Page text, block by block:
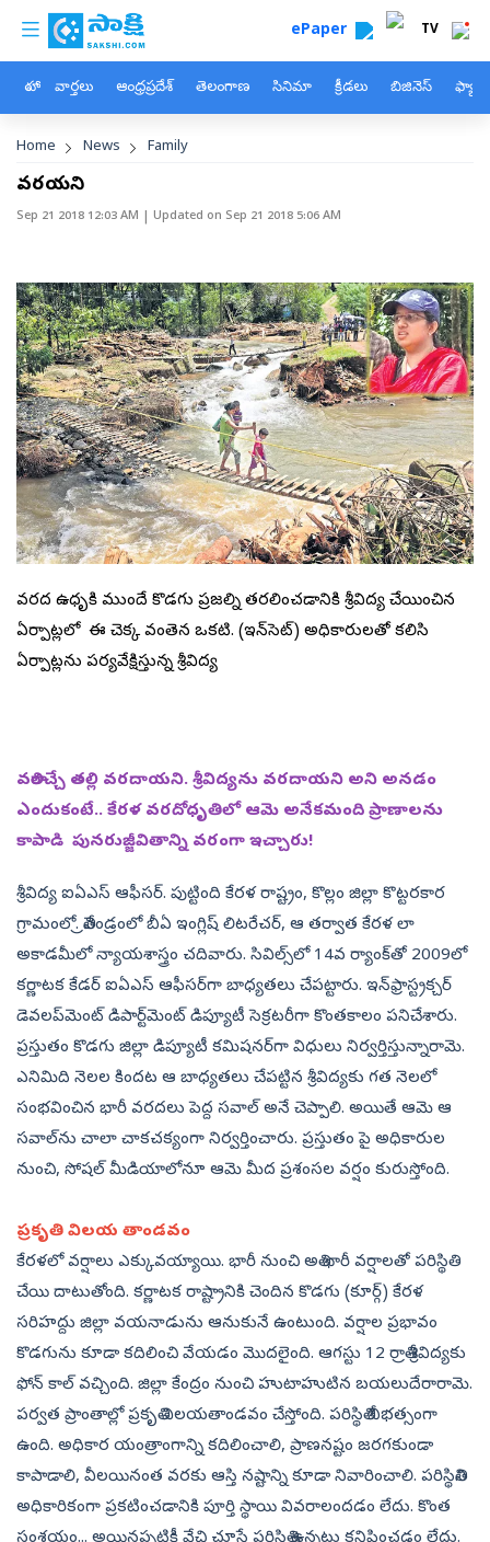
Skip to main content
custom menu ePaper TV
హోం వార్తలు ఆంధ్రప్రదేశ్ తెలంగాణ సినిమా క్రీడలు బిజినెస్
Breadcrumb
Home News Family
వరదాయని
Sep 21 2018 12:03 AM | Updated on Sep 21 2018 5:06 AM
వరద ఉధృతికి ముందే కొడగు ప్రజల్ని తరలించడానికి శ్రీవిద్య చేయించిన
ఏర్పాట్లలో ఈ చెక్క వంతెన ఒకటి. (ఇన్‌సెట్‌) అధికారులతో కలిసి
ఏర్పాట్లను పర్యవేక్షిస్తున్న శ్రీవిద్య
వరాలిచ్చే తల్లి వరదాయని. శ్రీవిద్యను వరదాయని అని అనడం
ఎందుకంటే.. కేరళ వరదోధృతిలో ఆమె అనేకమంది ప్రాణాలను
కాపాడి పునరుజ్జీవితాన్ని వరంగా ఇచ్చారు!
శ్రీవిద్య ఐఏఎస్‌ ఆఫీసర్‌. పుట్టింది కేరళ రాష్ట్రం, కొల్లం జిల్లా కొట్టరకార
గ్రామంలో. త్రివేండ్రంలో బీఏ ఇంగ్లిష్‌ లిటరేచర్, ఆ తర్వాత కేరళ లా
అకాడమీలో న్యాయశాస్త్రం చదివారు. సివిల్స్‌లో 14వ ర్యాంక్‌తో 2009లో
కర్ణాటక కేడర్‌ ఐఏఎస్‌ ఆఫీసర్‌గా బాధ్యతలు చేపట్టారు. ఇన్‌ఫ్రాస్ట్రక్చర్‌
డెవలప్‌మెంట్‌ డిపార్ట్‌మెంట్‌ డిప్యూటీ సెక్రటరీగా కొంతకాలం పనిచేశారు.
ప్రస్తుతం కొడగు జిల్లా డిప్యూటీ కమిషనర్‌గా విధులు నిర్వర్తిస్తున్నారామె.
ఎనిమిది నెలల కిందట ఆ బాధ్యతలు చేపట్టిన శ్రీవిద్యకు గత నెలలో
సంభవించిన భారీ వరదలు పెద్ద సవాల్‌ అనే చెప్పాలి. అయితే ఆమె ఆ
సవాల్‌ను చాలా చాకచక్యంగా నిర్వర్తించారు. ప్రస్తుతం పై అధికారుల
నుంచి, సోషల్‌ మీడియాలోనూ ఆమె మీద ప్రశంసల వర్షం కురుస్తోంది.
ప్రకృతి విలయ తాండవం
కేరళలో వర్షాలు ఎక్కువయ్యాయి. భారీ నుంచి అతి భారీ వర్షాలతో పరిస్థితి
చేయి దాటుతోంది. కర్ణాటక రాష్ట్రానికి చెందిన కొడగు (కూర్గ్‌) కేరళ
సరిహద్దు జిల్లా వయనాడును ఆనుకునే ఉంటుంది. వర్షాల ప్రభావం
కొడగును కూడా కదిలించి వేయడం మొదలైంది. ఆగస్టు 12 రాత్రి శ్రీవిద్యకు
ఫోన్‌ కాల్‌ వచ్చింది. జిల్లా కేంద్రం నుంచి హుటాహుటిన బయలుదేరారామె.
పర్వత ప్రాంతాల్లో ప్రకృతి విలయతాండవం చేస్తోంది. పరిస్థితి బీభత్సంగా
ఉంది. అధికార యంత్రాంగాన్ని కదిలించాలి, ప్రాణనష్టం జరగకుండా
కాపాడాలి, వీలయినంత వరకు ఆస్తి నష్టాన్ని కూడా నివారించాలి. పరిస్థితిని
అధికారికంగా ప్రకటించడానికి పూర్తి స్థాయి వివరాలందడం లేదు. కొంత